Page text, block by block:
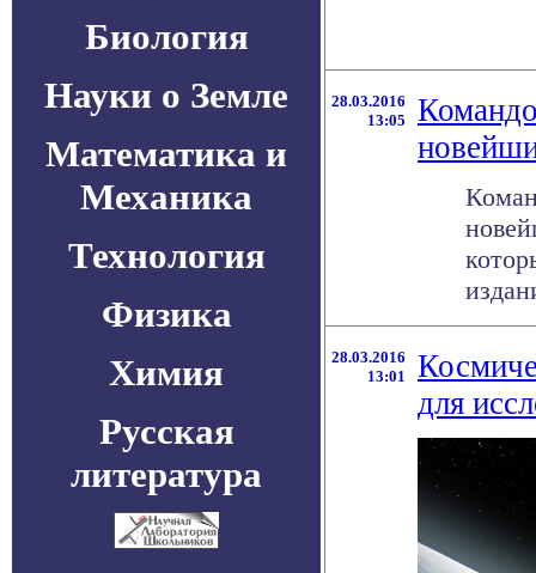
Биология
Науки о Земле
Математика и
Механика
Технология
Физика
Химия
Русская
литература
28.03.2016
13:05
28.03.2016
13:01
для